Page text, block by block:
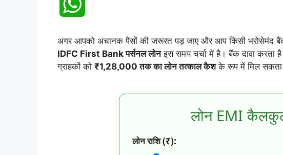
a
अगर आपको अचानक पैसों की जरूरत पड़ जाए और आप किसी भरोसेमंद
IDFC First Bankपर्सनल लोनइस समय चर्चा में है। बैंक दावा करता है
ग्राहकों को ₹1,28,000 तक का लोन तत्काल कैशके रूप में मिल सकता
लोन EMI
लोन राशि (₹):